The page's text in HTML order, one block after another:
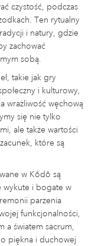
czystość, podczas
Ten rytualny
i natury, gdzie
zachować
sobą.
takie jak gry
i kulturowy,
wrażliwość węchową
się nie tylko
ale także wartości
które są
w Kōdō są
wykute i bogate w
parzenia
funkcjonalności,
a światem sacrum,
piękna i duchowej